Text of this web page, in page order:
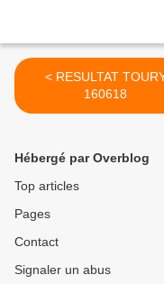
< RESULTAT TOURY
160618
Hébergé par Overblog
Top articles
Pages
Contact
Signaler un abus